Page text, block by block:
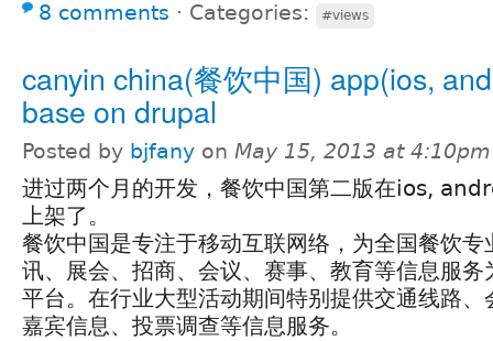
8 comments ⋅ Categories: #views
canyin china(餐饮中国) app(ios,
base on drupal
Posted by bjfany on May 15, 2013 at 4:10pm
进过两个月的开发，餐饮中国第二版在ios,
上架了。
餐饮中国是专注于移动互联网络，为全国餐饮
讯、展会、招商、会议、赛事、教育等信息服
平台。在行业大型活动期间特别提供交通线路
嘉宾信息、投票调查等信息服务。